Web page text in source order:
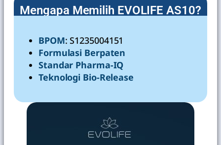
Mengapa Memilih EVOLIFE AS10?
BPOM: S1235004151
Formulasi Berpaten
Standar Pharma-IQ
Teknologi Bio-Release